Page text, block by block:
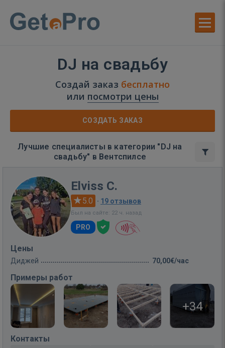
DJ на свадьбу
Создай заказ бесплатно
или посмотри цены
СОЗДАТЬ ЗАКАЗ
Лучшие специалисты в категории "DJ на
свадьбу" в Вентспилсе
Elviss C.
5.0 · 19 отзывов
Был на сайте: 22 ч. назад
PRO
Цены
Диджей 70,00€/час
Примеры работ
+34
Контакты